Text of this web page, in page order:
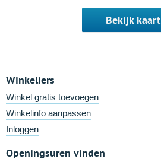
Bekijk kaart
Winkeliers
Winkel gratis toevoegen
Winkelinfo aanpassen
Inloggen
Openingsuren vinden